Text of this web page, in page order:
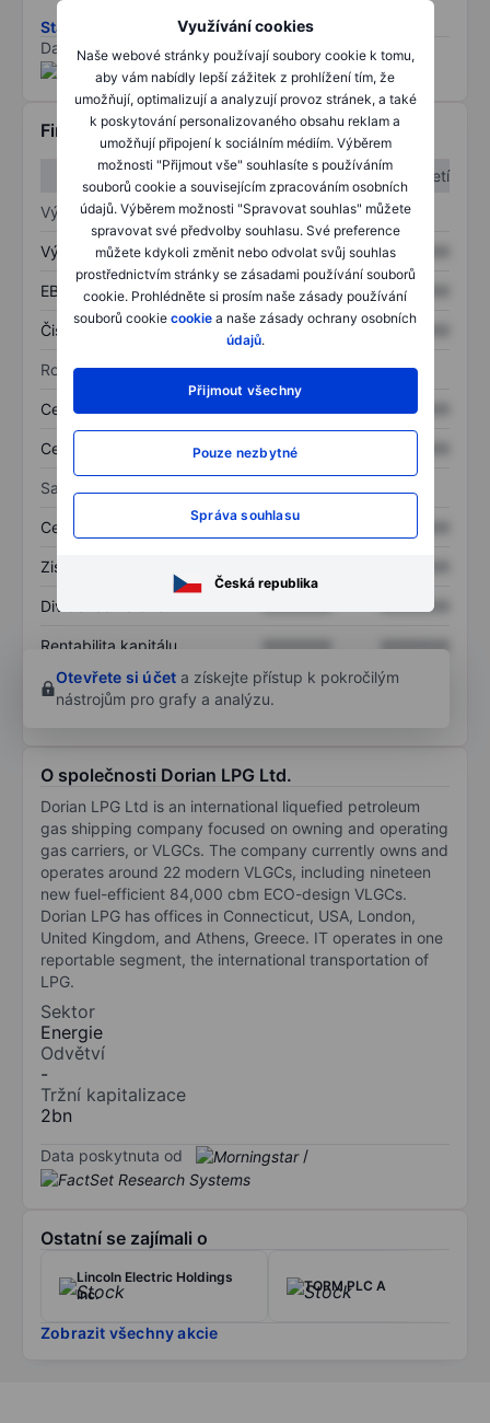
Využívání cookies
Naše webové stránky používají soubory cookie k tomu,
aby vám nabídly lepší zážitek z prohlížení tím, že
umožňují, optimalizují a analyzují provoz stránek, a také
k poskytování personalizovaného obsahu reklam a
umožňují připojení k sociálním médiím. Výběrem
možnosti "Přijmout vše" souhlasíte s používáním
souborů cookie a souvisejícím zpracováním osobních
údajů. Výběrem možnosti "Spravovat souhlas" můžete
spravovat své předvolby souhlasu. Své preference
můžete kdykoli změnit nebo odvolat svůj souhlas
prostřednictvím stránky se zásadami používání souborů
cookie. Prohlédněte si prosím naše zásady používání
souborů cookie cookie a naše zásady ochrany osobních
údajů.
Přijmout všechny
Pouze nezbytné
Správa souhlasu
Česká republika
Stáhněte si metodiku rizik ESG
Data poskytnuta od
Finanční informace
1. čtvrtletí
2. čtvrtletí
Výkaz zisku a ztráty
Výnos XXXXXXX XXXXXXX
EBITDA XXXXXXX XXXXXXX
Čistý příjem XXXXXXX
Rozvaha
Celková aktiva XXXXXXX
Celkový dluh XXXXXXX
Sazby
Cena/tržby XXXXXXX
Zisk na akcii
Dividenda na akcii XXXXXXX
Rentabilita kapitálu XXXXXXX
XXXXXXX
Otevřete si účet a získejte přístup k pokročilým
nástrojům pro grafy a analýzu.
O společnosti Dorian LPG Ltd.
Dorian LPG Ltd is an international liquefied petroleum
gas shipping company focused on owning and operating
gas carriers, or VLGCs. The company currently owns and
operates around 22 modern VLGCs, including nineteen
new fuel-efficient 84,000 cbm ECO-design VLGCs.
Dorian LPG has offices in Connecticut, USA, London,
United Kingdom, and Athens, Greece. IT operates in one
reportable segment, the international transportation of
LPG.
Sektor
Energie
Odvětví
-
Tržní kapitalizace
2bn
Data poskytnuta od /
Ostatní se zajímali o
Lincoln Electric Holdings
Inc.
TORM PLC A
Zobrazit všechny akcie